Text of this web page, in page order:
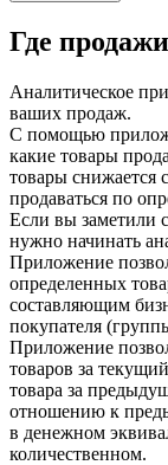
Где
Аналитическое
ваших продаж.
С помощью
какие товары
товары снижается
продаваться по
Если вы заметили
нужно начинать
Приложение
определенных
составляющим
покупателя
Приложение
товаров за
товара за
отношению к
в денежном
количественном.